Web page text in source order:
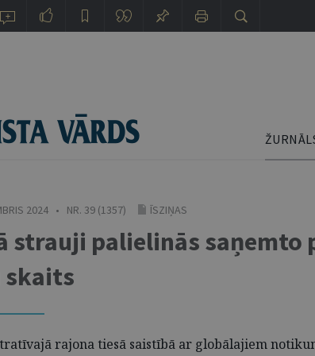
2024 • NR. 39 (1357) ĪSZIŅAS
strauji palielinās saņemto
rajona tiesā saistībā ar globālajiem